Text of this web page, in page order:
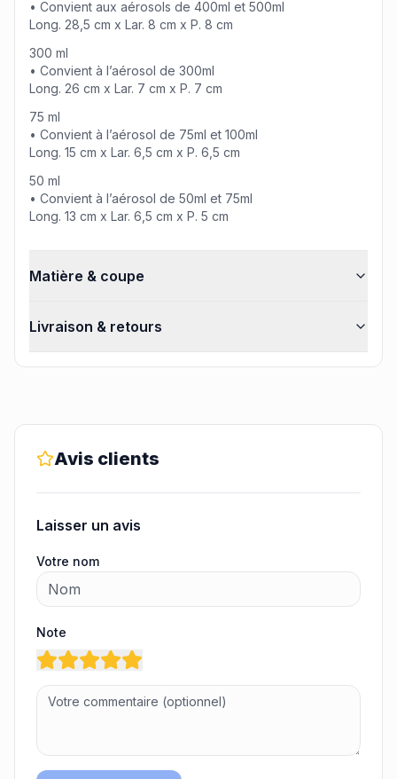
• Convient aux aérosols de 400ml et 500ml
Long. 28,5 cm x Lar. 8 cm x P. 8 cm
300 ml
• Convient à l’aérosol de 300ml
Long. 26 cm x Lar. 7 cm x P. 7 cm
75 ml
• Convient à l’aérosol de 75ml et 100ml
Long. 15 cm x Lar. 6,5 cm x P. 6,5 cm
50 ml
• Convient à l’aérosol de 50ml et 75ml
Long. 13 cm x Lar. 6,5 cm x P. 5 cm
Matière & coupe
Livraison & retours
Avis clients
Laisser un avis
Votre nom
Note